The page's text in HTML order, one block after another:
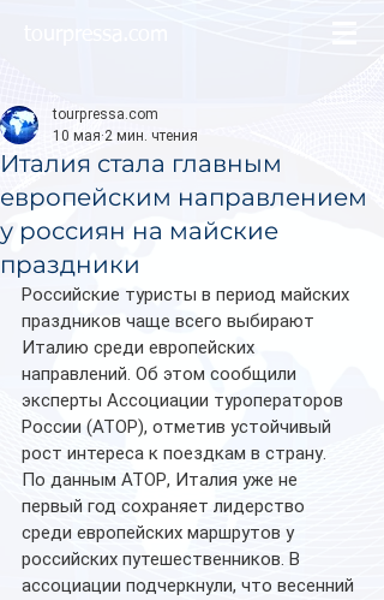
Италия стала главным
европейским направлением
у россиян на майские
праздники
tourpressa.com
10 мая 2 мин. чтения
Российские туристы в период майских
праздников чаще всего выбирают
Италию среди европейских
направлений. Об этом сообщили
эксперты Ассоциации туроператоров
России (АТОР), отметив устойчивый
рост интереса к поездкам в страну.
По данным АТОР, Италия уже не
первый год сохраняет лидерство
среди европейских маршрутов у
российских путешественников. В
ассоциации подчеркнули, что весенний